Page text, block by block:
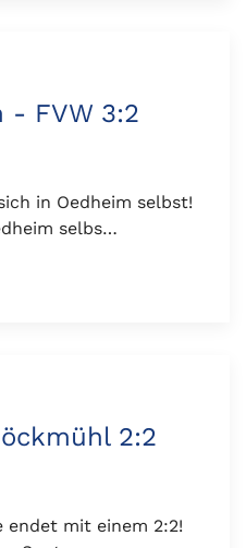
- FVW 3:2
in Oedheim selbst!
selbs…
2:2
endet mit einem 2:2!